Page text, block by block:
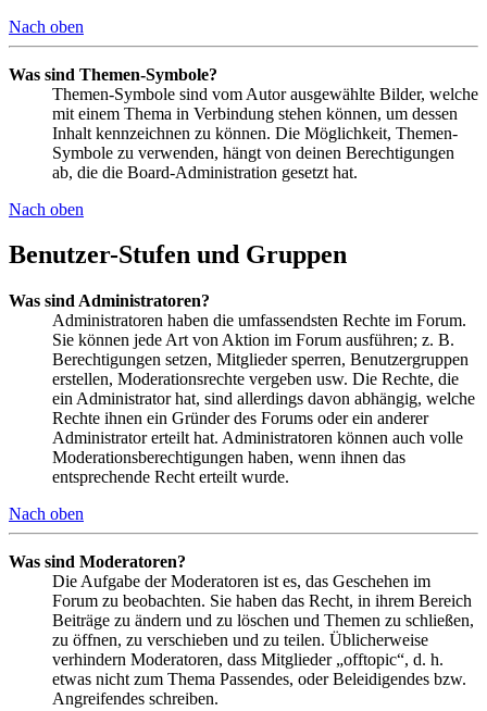
Nach oben
Was sind Themen-Symbole?
Themen-Symbole sind vom Autor ausgewählte Bilder, welche
mit einem Thema in Verbindung stehen können, um dessen
Inhalt kennzeichnen zu können. Die Möglichkeit, Themen-
Symbole zu verwenden, hängt von deinen Berechtigungen
ab, die die Board-Administration gesetzt hat.
Nach oben
Benutzer-Stufen und Gruppen
Was sind Administratoren?
Administratoren haben die umfassendsten Rechte im Forum.
Sie können jede Art von Aktion im Forum ausführen; z. B.
Berechtigungen setzen, Mitglieder sperren, Benutzergruppen
erstellen, Moderationsrechte vergeben usw. Die Rechte, die
ein Administrator hat, sind allerdings davon abhängig, welche
Rechte ihnen ein Gründer des Forums oder ein anderer
Administrator erteilt hat. Administratoren können auch volle
Moderationsberechtigungen haben, wenn ihnen das
entsprechende Recht erteilt wurde.
Nach oben
Was sind Moderatoren?
Die Aufgabe der Moderatoren ist es, das Geschehen im
Forum zu beobachten. Sie haben das Recht, in ihrem Bereich
Beiträge zu ändern und zu löschen und Themen zu schließen,
zu öffnen, zu verschieben und zu teilen. Üblicherweise
verhindern Moderatoren, dass Mitglieder „offtopic“, d. h.
etwas nicht zum Thema Passendes, oder Beleidigendes bzw.
Angreifendes schreiben.